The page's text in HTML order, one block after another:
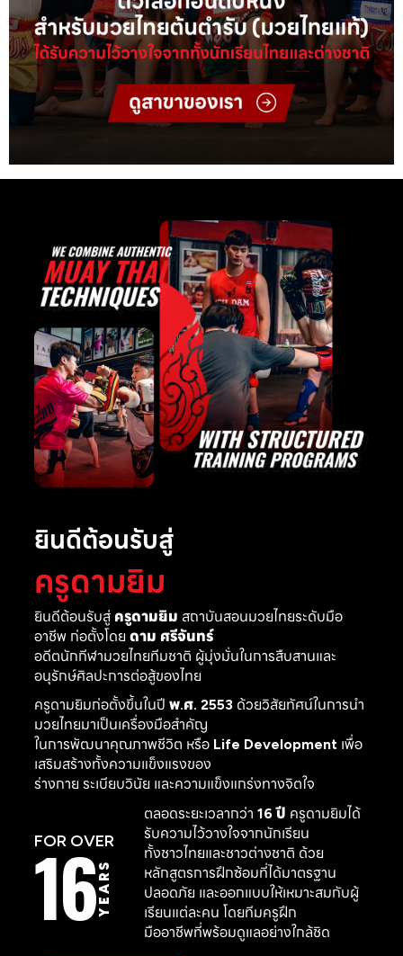
ยินดีต้อนรับสู่
ครูดามยิม
ยินดีต้อนรับสู่ ครูดามยิม สถาบันสอนมวยไทยระดับมือ
อาชีพ ก่อตั้งโดย ดาม ศรีจันทร์
อดีตนักกีฬามวยไทยทีมชาติ ผู้มุ่งมั่นในการสืบสานและ
อนุรักษ์ศิลปะการต่อสู้ของไทย
ครูดามยิมก่อตั้งขึ้นในปี พ.ศ. 2553ด้วยวิสัยทัศน์ในการนำ
มวยไทยมาเป็นเครื่องมือสำคัญ
ในการพัฒนาคุณภาพชีวิต หรือ Life Developmentเพื่อ
เสริมสร้างทั้งความแข็งแรงของ
ร่างกาย ระเบียบวินัย และความแข็งแกร่งทางจิตใจ
FOR OVER
16YEARS
ตลอดระยะเวลากว่า 16 ปี ครูดามยิมได้
รับความไว้วางใจจากนักเรียน
ทั้งชาวไทยและชาวต่างชาติ ด้วย
หลักสูตรการฝึกซ้อมที่ได้มาตรฐาน
ปลอดภัย และออกแบบให้เหมาะสมกับผู้
เรียนแต่ละคน โดยทีมครูฝึก
มืออาชีพที่พร้อมดูแลอย่างใกล้ชิด